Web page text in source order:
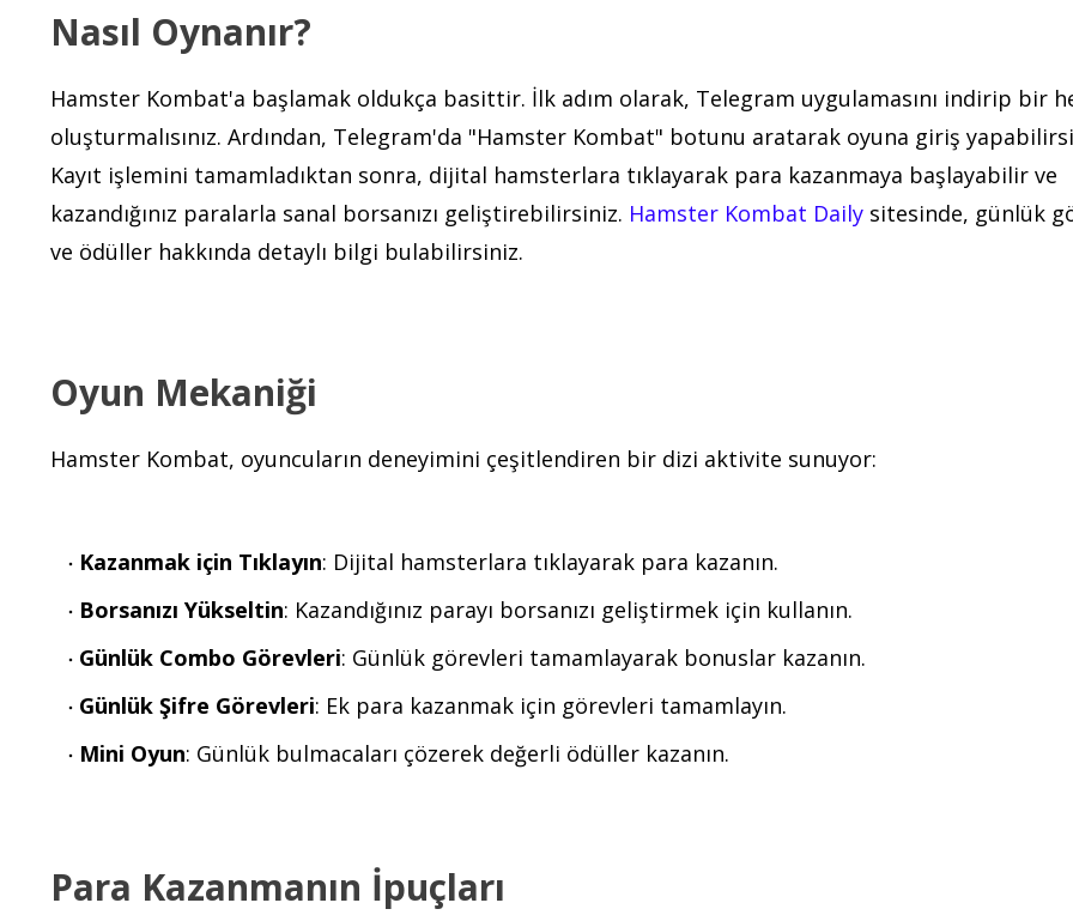
Nasıl Oynanır?
Hamster Kombat'a başlamak oldukça basittir. İlk adım olarak, Telegram uygulamasını indirip bir
oluşturmalısınız. Ardından, Telegram'da "Hamster Kombat" botunu aratarak oyuna giriş
Kayıt işlemini tamamladıktan sonra, dijital hamsterlara tıklayarak para kazanmaya başlayabilir ve
kazandığınız paralarla sanal borsanızı geliştirebilirsiniz. Hamster Kombat Daily sitesinde, günlük
ve ödüller hakkında detaylı bilgi bulabilirsiniz.
Oyun Mekaniği
Hamster Kombat, oyuncuların deneyimini çeşitlendiren bir dizi aktivite sunuyor:
Kazanmak için Tıklayın: Dijital hamsterlara tıklayarak para kazanın.
Borsanızı Yükseltin: Kazandığınız parayı borsanızı geliştirmek için kullanın.
Günlük Combo Görevleri: Günlük görevleri tamamlayarak bonuslar kazanın.
Günlük Şifre Görevleri: Ek para kazanmak için görevleri tamamlayın.
Mini Oyun: Günlük bulmacaları çözerek değerli ödüller kazanın.
Para Kazanmanın İpuçları